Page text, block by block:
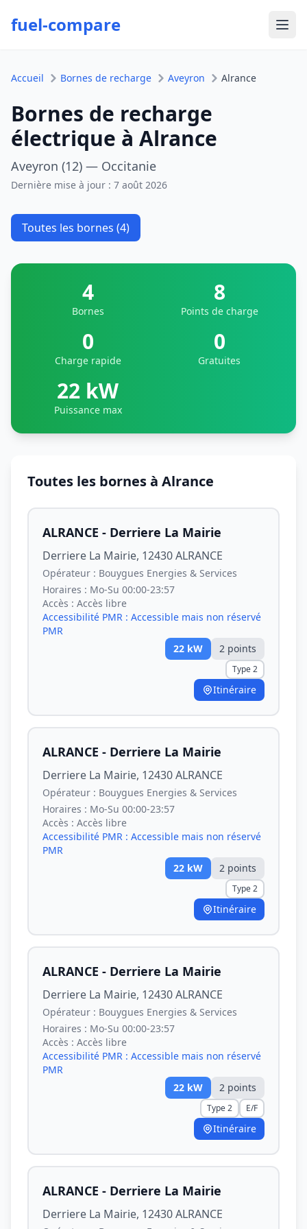
fuel-compare
Accueil Bornes de recharge Aveyron Alrance
Bornes de recharge
électrique à Alrance
Aveyron (12) — Occitanie
Dernière mise à jour : 7 août 2026
Toutes les bornes (4)
4
Bornes
8
Points de charge
0
Charge rapide
0
Gratuites
22 kW
Puissance max
Toutes les bornes à Alrance
ALRANCE - Derriere La Mairie
Derriere La Mairie, 12430 ALRANCE
Opérateur : Bouygues Energies & Services
Horaires : Mo-Su 00:00-23:57
Accès : Accès libre
Accessibilité PMR : Accessible mais non réservé
PMR
22 kW 2 points
Type 2
Itinéraire
ALRANCE - Derriere La Mairie
Derriere La Mairie, 12430 ALRANCE
Opérateur : Bouygues Energies & Services
Horaires : Mo-Su 00:00-23:57
Accès : Accès libre
Accessibilité PMR : Accessible mais non réservé
PMR
22 kW 2 points
Type 2
Itinéraire
ALRANCE - Derriere La Mairie
Derriere La Mairie, 12430 ALRANCE
Opérateur : Bouygues Energies & Services
Horaires : Mo-Su 00:00-23:57
Accès : Accès libre
Accessibilité PMR : Accessible mais non réservé
PMR
22 kW 2 points
Type 2 E/F
Itinéraire
ALRANCE - Derriere La Mairie
Derriere La Mairie, 12430 ALRANCE